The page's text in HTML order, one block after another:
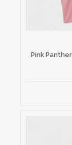
Pink